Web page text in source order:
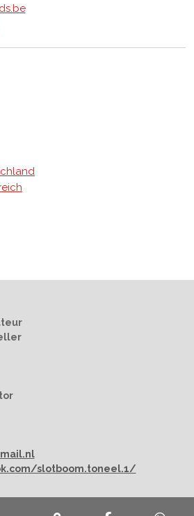
slotboom.toneel.1/